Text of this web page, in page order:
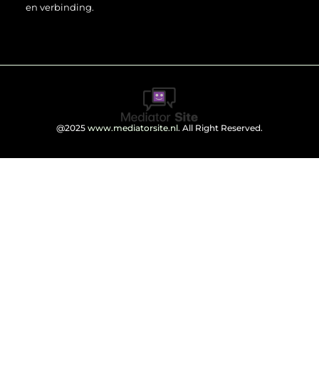
en verbinding.
@2025 www.mediatorsite.nl. All Right Reserved.